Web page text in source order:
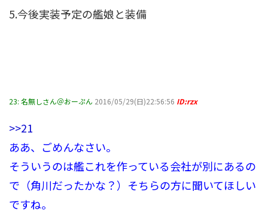
5.今後実装予定の艦娘と装備
23: 名無しさん＠おーぷん 2016/05/29(日)22:56:56 ID:rzx
>>21
ああ、ごめんなさい。
そういうのは艦これを作っている会社が別にあるの
で（角川だったかな？）そちらの方に聞いてほしい
ですね。